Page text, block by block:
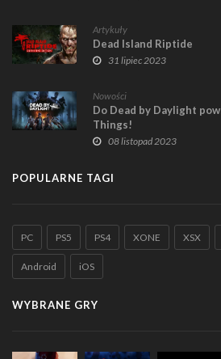
Artykuły
Dead Island Riptide
31 lipiec 2023
Nowości
Do Dead by Daylight
Things!
08 listopad 2023
POPULARNE TAGI
PC PS5 PS4 XONE XSX
Android iOS
WYBRANE GRY